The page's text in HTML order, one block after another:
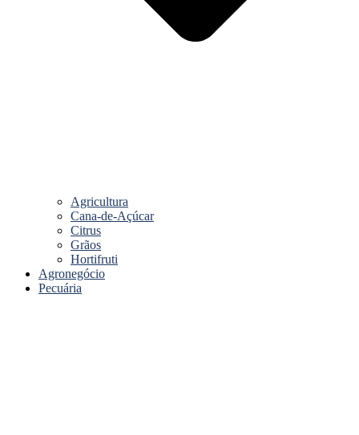
Agricultura
Cana-de-Açúcar
Citrus
Grãos
Hortifruti
Agronegócio
Pecuária